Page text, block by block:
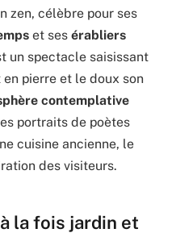
zen, célèbre pour ses
et ses érabliers
un spectacle saisissant
pierre et le doux son
contemplative
portraits de poètes
cuisine ancienne, le
des visiteurs.
la fois jardin et